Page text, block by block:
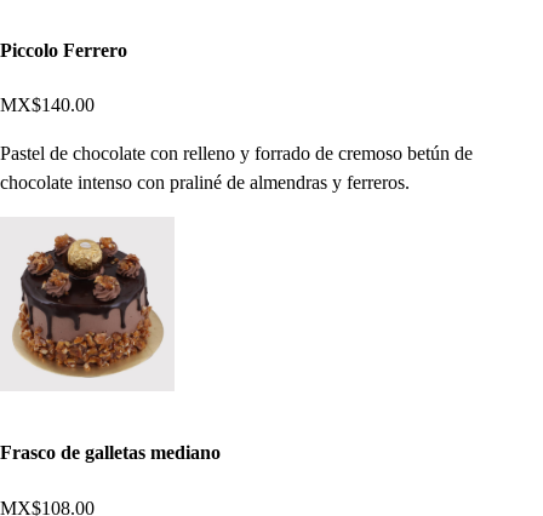
Piccolo Ferrero
MX$140.00
Pastel de chocolate con relleno y forrado de cremoso betún de
chocolate intenso con praliné de almendras y ferreros.
Frasco de galletas mediano
MX$108.00